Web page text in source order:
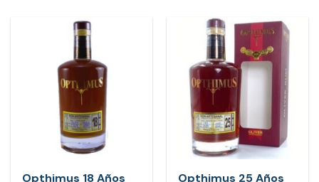
Opthimus 18 Años
Opthimus 25 Años